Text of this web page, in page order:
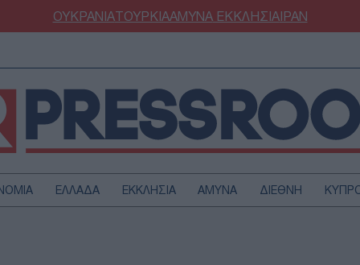
ΟΥΚΡΑΝΙΑΤΟΥΡΚΙΑΑΜΥΝΑΕΚΚΛΗΣΙΑΙΡΑΝ
ΕΛΛΑΔΑ ΕΚΚΛΗΣΙΑ ΑΜΥΝΑ ΔΙΕΘΝΗ